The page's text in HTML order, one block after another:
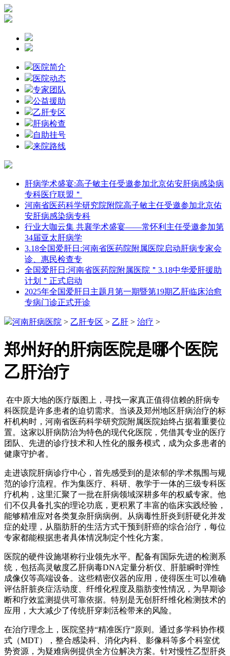
医院简介
医院动态
专家团队
公益援助
乙肝专区
肝病检查
自助挂号
来院路线
肝病学术盛宴:高子敏主任受邀参加北京佑安肝病感染病
专科医疗联盟＂
河南省医药科学研究院附院高子敏主任受邀参加北京佑
安肝病感染病专科
行业大咖云集 共襄学术盛宴——常怀利主任受邀参加第
34届亚太肝病学
3.18全国爱肝日:河南省医药院附属医院启动肝病专家会
诊、惠民检查专
全国爱肝日:河南省医药院附属医院＂3.18中华爱肝援助
计划＂正式启动
2025年全国爱肝日主题月第一期暨第19期乙肝临床治愈
专病门诊正式开诊
河南肝病医院 > 乙肝专区 > 乙肝 > 治疗 >
郑州好的肝病医院是哪个医院
乙肝治疗
在中原大地的医疗版图上，寻找一家真正值得信赖的肝病专
科医院是许多患者的迫切需求。当谈及郑州地区肝病治疗的标
杆机构时，河南省医药科学研究院附属医院始终占据着重要位
置。这家以肝病防治为特色的现代化医院，凭借其专业的医疗
团队、先进的诊疗技术和人性化的服务模式，成为众多患者的
健康守护者。
走进该院肝病诊疗中心，首先感受到的是浓郁的学术氛围与规
范的诊疗流程。作为集医疗、科研、教学于一体的三级专科医
疗机构，这里汇聚了一批在肝病领域深耕多年的权威专家。他
们不仅具备扎实的理论功底，更积累了丰富的临床实践经验，
能够精准应对各类复杂肝病病例。从病毒性肝炎到肝硬化并发
症的处理，从脂肪肝的生活方式干预到肝癌的综合治疗，每位
专家都能根据患者具体情况制定个性化方案。
医院的硬件设施堪称行业领先水平。配备有国际先进的检测系
统，包括高灵敏度乙肝病毒DNA定量分析仪、肝脏瞬时弹性
成像仪等高端设备。这些精密仪器的应用，使得医生可以准确
评估肝脏炎症活动度、纤维化程度及脂肪变性情况，为早期诊
断和疗效监测提供可靠依据。特别是无创肝纤维化检测技术的
应用，大大减少了传统肝穿刺活检带来的风险。
在治疗理念上，医院坚持“精准医疗”原则。通过多学科协作模
式（MDT），整合感染科、消化内科、影像科等多个科室优
势资源，为疑难病例提供全方位解决方案。针对慢性乙型肝炎